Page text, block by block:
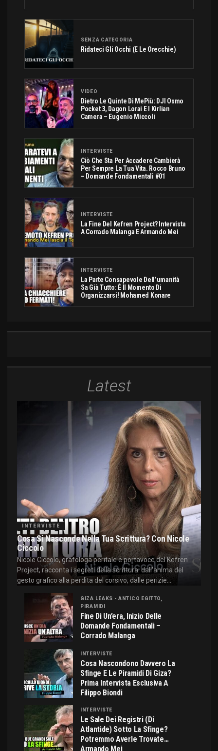
SENZA CATEGORIA
Ridateci Gli Occhi (e Le Orecchie)
VIDEO
Dietro Le Quinte Di MePiù: DJI Osmo
Pocket 3, Dagon Lorai E I Kirlian
Camera – Eugenio Miccoli
INTERVISTE
Ciò Che Sta Per Accadere Cambierà
Per Sempre La Tua Vita. Rocco Bruno
– Domande Fondamentali #01
INTERVISTE
La Fine Del Kefren Project? Intervista
A Corrado Malanga E Armando Mei
INTERVISTE
La Parte Consapevole Dell’umanità
Sa Già Tutto: È Il Momento Di
Organizzarsi! Mohamed Konare
Latest
INTERVISTE
Cosa Si Nasconde Nella Tua Scrittura? Con Nicole
Ciccolo
Nicole Ciccolo, grafologa peritale e portavoce del Kefren
Project, racconta i segreti della scrittura: dall'anima del
gesto grafico alla perdita del corsivo, dalle perizie...
GIZA LEAKS - ANTICO EGITTO,
PIRAMIDI
Fine Di Un’era, Inizio Delle
Domande Fondamentali –
Corrado Malanga
INTERVISTE
Cosa Nascondono Davvero La
Sfinge E Le Piramidi Di Giza?
Prima Intervista Esclusiva A
Filippo Biondi
INTERVISTE
Le Sale Dei Registri (di
Atlantide) Sotto La Sfinge?
Potremmo Averle Trovate…
Armando Mei